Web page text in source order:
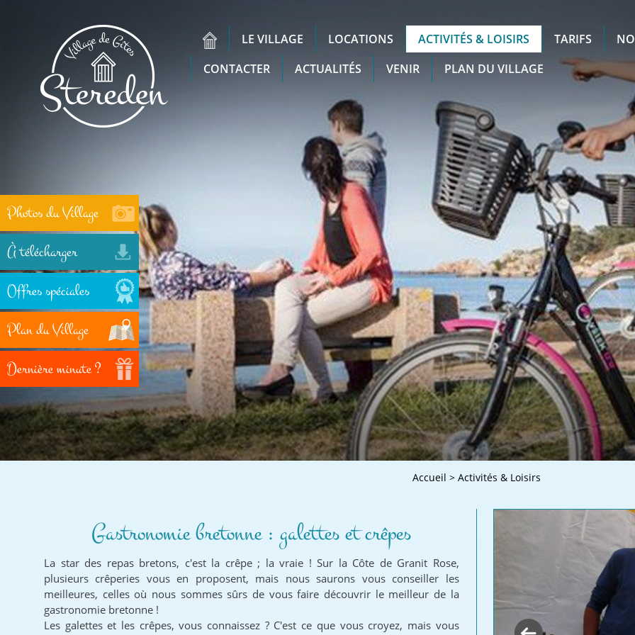
LE VILLAGE LOCATIONS ACTIVITÉS & LOISIRS TARIFS
CONTACTER
ACTUALITÉS VENIR PLAN DU VILLAGE
Photos du Village
À télécharger
Offres spéciales
Plan du Village
Dernière minute ?
Accueil > Activités & Loisirs
Gastronomie bretonne : galettes et crêpes
La star des repas bretons, c'est la crêpe ; la vraie ! Sur la Côte de Granit Rose,
plusieurs crêperies vous en proposent, mais nous saurons vous conseiller les
meilleures, celles où nous sommes sûrs de vous faire découvrir le meilleur de la
gastronomie bretonne !
Les galettes et les crêpes, vous connaissez ? C'est ce que vous croyez, mais vous